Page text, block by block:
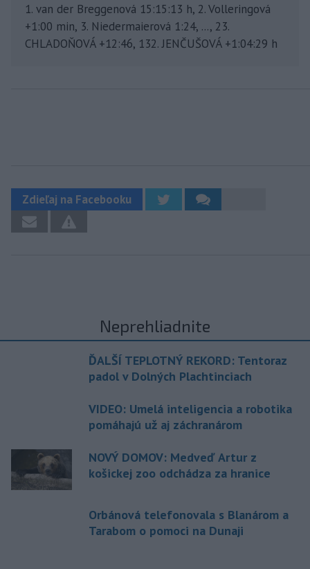
1. van der Breggenová 15:15:13 h, 2. Volleringová
+1:00 min, 3. Niedermaierová 1:24, ..., 23.
CHLADOŇOVÁ +12:46, 132. JENČUŠOVÁ +1:04:29 h
Zdieľaj na Facebooku
Neprehliadnite
ĎALŠÍ TEPLOTNÝ REKORD: Tentoraz
padol v Dolných Plachtinciach
VIDEO: Umelá inteligencia a robotika
pomáhajú už aj záchranárom
NOVÝ DOMOV: Medveď Artur z
košickej zoo odchádza za hranice
Orbánová telefonovala s Blanárom a
Tarabom o pomoci na Dunaji